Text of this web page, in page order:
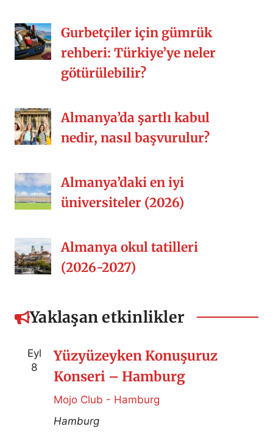
Gurbetçiler için gümrük
rehberi: Türkiye’ye neler
götürülebilir?
Almanya’da şartlı kabul
nedir, nasıl başvurulur?
Almanya’daki en iyi
üniversiteler (2026)
Almanya okul tatilleri
(2026-2027)
Yaklaşan etkinlikler
Eyl
8
Yüzyüzeyken Konuşuruz
Konseri – Hamburg
Mojo Club - Hamburg
Hamburg